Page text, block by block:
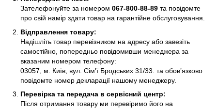
Зателефонуйте за номером 067-800-88-89 та повідомте
про свій намір здати товар на гарантійне обслуговування.
Відправлення товару:
Надішліть товар перевізником на адресу або завезіть
самостійно, попередньо повідомивши менеджера за
вказаним номером телефону:
03057, м. Київ, вул. Сім'ї Бродських 31/33. та обов’язково
повідомте номер декларації нашому менеджеру.
Перевірка та передача в сервісний центр:
Після отримання товару ми перевіримо його на